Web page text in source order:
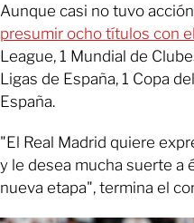
Aunque casi no tuvo
presumir ocho títulos con
League, 1 Mundial de
Ligas de España, 1 Copa
España.
"El Real Madrid quiere
y le desea mucha suerte a
nueva etapa", termina el